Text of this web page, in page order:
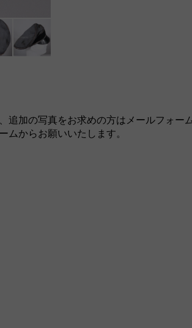
追加の写真をお求めの方はメールフォー
ムからお願いいたします。